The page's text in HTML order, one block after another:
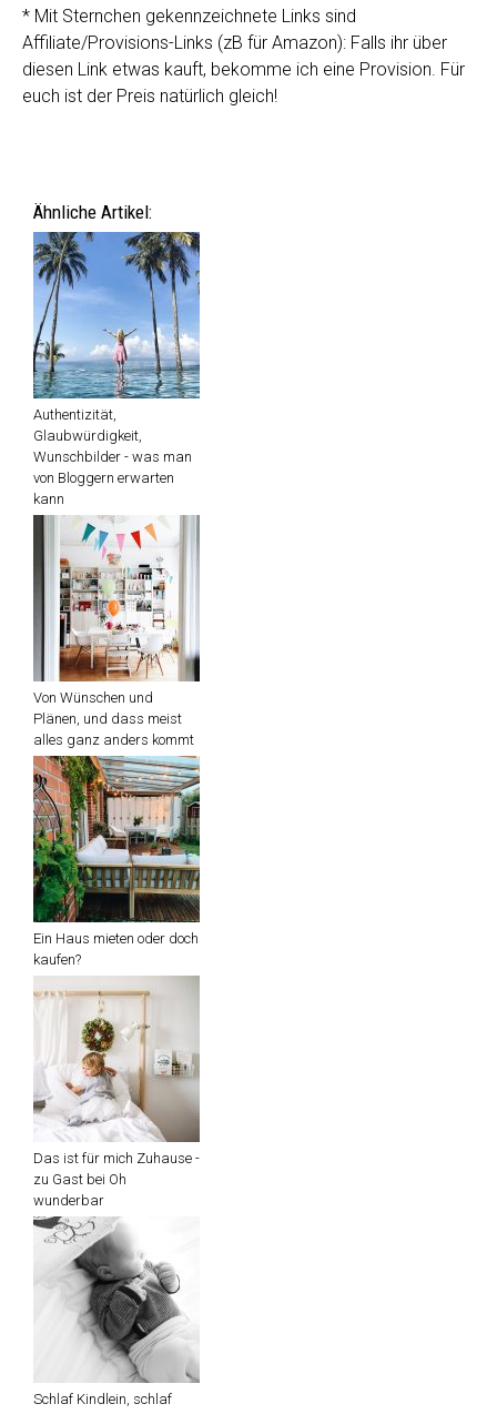
Glaubwürdigkeit,
Wunschbilder - was man
von Bloggern erwarten
kann
Von Wünschen und
Plänen, und dass meist
alles ganz anders kommt
Ein Haus mieten oder doch
kaufen?
Das ist für mich Zuhause -
zu Gast bei Oh
wunderbar
Schlaf Kindlein, schlaf
ENDLICH EIN!!! Tipps und
Neue Beiträge per Mail!
E-Mail Adresse:
Name:
Ich bin einverstanden mit der Verarbeitung meiner Daten
gemäß derDatenschutzerklärung
Über mich